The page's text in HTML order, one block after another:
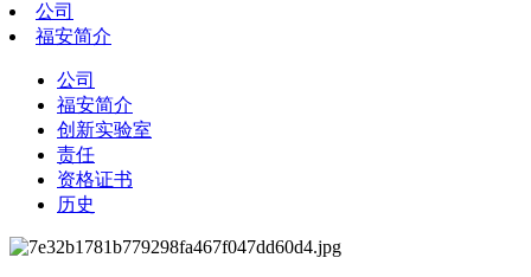
公司
福安简介
公司
福安简介
创新实验室
责任
资格证书
历史